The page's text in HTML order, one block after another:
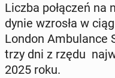
Liczba po­łą­czeń
dy­nie wzrosła w
London Am­bu­lan­ce
trzy dni z rzędu
2025 roku.